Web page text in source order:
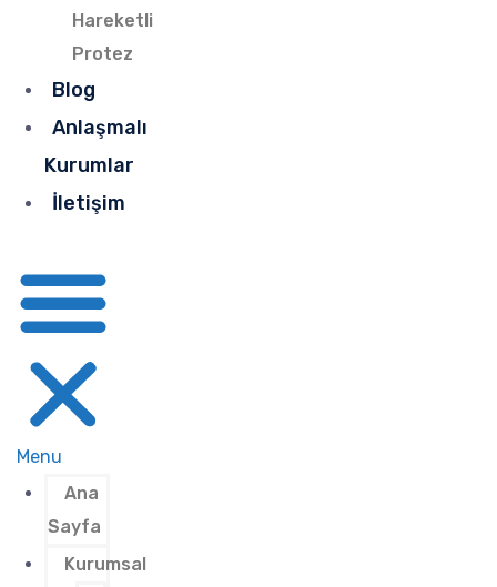
Hareketli
Protez
Blog
Anlaşmalı
Kurumlar
İletişim
Menu
Ana
Sayfa
Kurumsal